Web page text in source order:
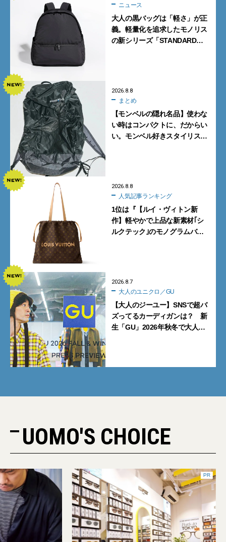
ニュース
大人の黒バッグは「軽さ」が正
義。軽量化を追求したモノリス
の新シリーズ「STANDARD
2026.8.8
まとめ
【モンベルの隠れ名品】使わな
い時はコンパクトに、だからい
い。モンベル好きスタイリスト
2026.8.8
人気記事ランキング
1位は『【ルイ・ヴィトン新
作】軽やかで上品な新素材｢シ
ルクテック｣のモノグラムバッ
2026.8.7
大人のユニクロ／GU
【大人のジーユー】SNSで超バ
ズってるカーディガンは？ 新
生「GU」2026年秋冬で大人メ
UOMO'S CHOICE
PR